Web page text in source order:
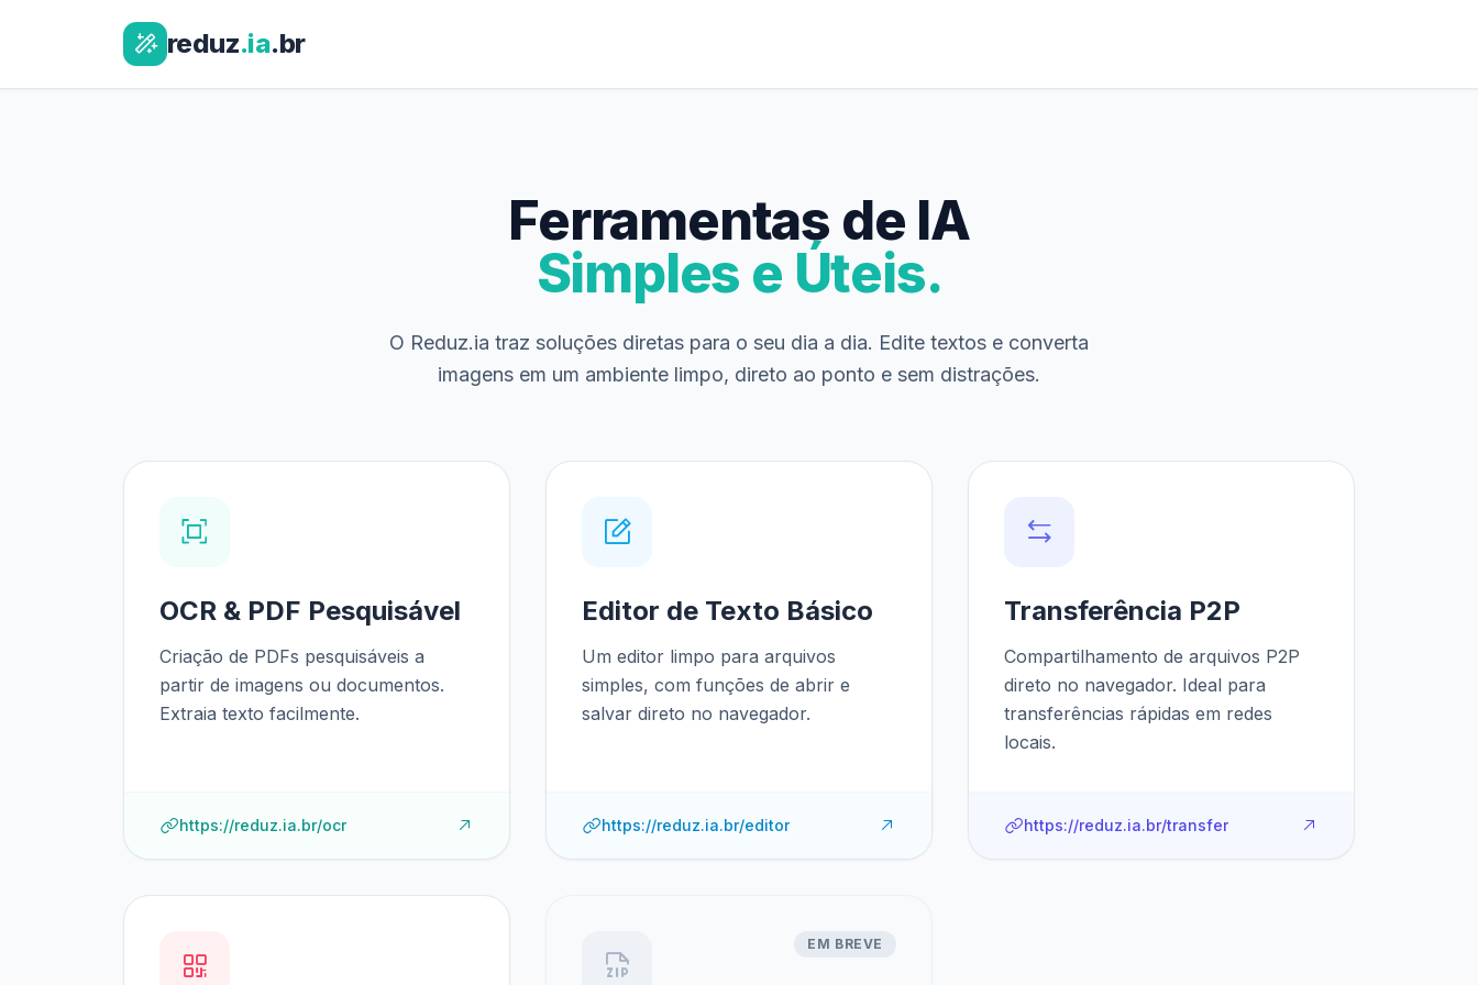
reduz.ia.br
Ferramentas de IA
Simples e Úteis.
O Reduz.ia traz soluções diretas para o seu dia a dia. Edite textos e converta
imagens em um ambiente limpo, direto ao ponto e sem distrações.
OCR & PDF Pesquisável
Criação de PDFs pesquisáveis a
partir de imagens ou documentos.
Extraia texto facilmente.
https://reduz.ia.br/ocr
Editor de Texto Básico
Um editor limpo para arquivos
simples, com funções de abrir e
salvar direto no navegador.
https://reduz.ia.br/editor
Transferência P2P
Compartilhamento de arquivos P2P
direto no navegador. Ideal para
transferências rápidas em redes
locais.
https://reduz.ia.br/transfer
EM BREVE